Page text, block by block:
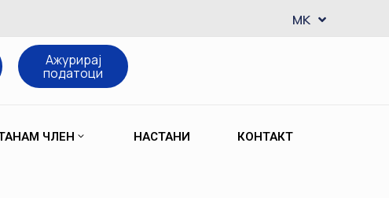
MK
SQ
Ажурирај
податоци
ЧЛЕН НАСТАНИ КОНТАКТ